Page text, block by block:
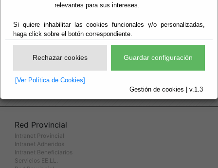
relevantes para sus intereses.
Si quiere inhabilitar las cookies funcionales y/o personalizadas,
haga click sobre el botón correspondiente.
Rechazar cookies Guardar configuración
[Ver Política de Cookies]
Gestión de cookies | v.1.3
Archivo
Boletines Oficiales
Diccionarios y Enciclopedias
Red Provincial
Intranet Provincial
Intranet Adheridos
Intranet Beneficiarios
Servicios EE.LL.